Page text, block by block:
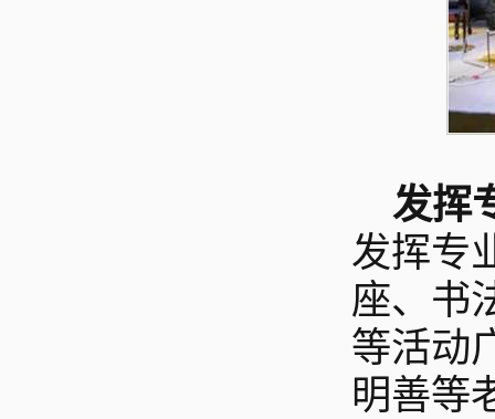
发挥
发挥专
座、书
等活动
明善等